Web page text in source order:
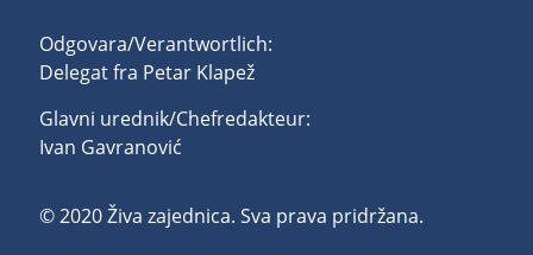
Odgovara/Verantwortlich:
Delegat fra Petar Klapež
Glavni urednik/Chefredakteur:
Ivan Gavranović
© 2020 Živa zajednica. Sva prava pridržana.